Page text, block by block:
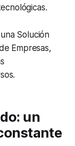
Solución
Empresas,
un